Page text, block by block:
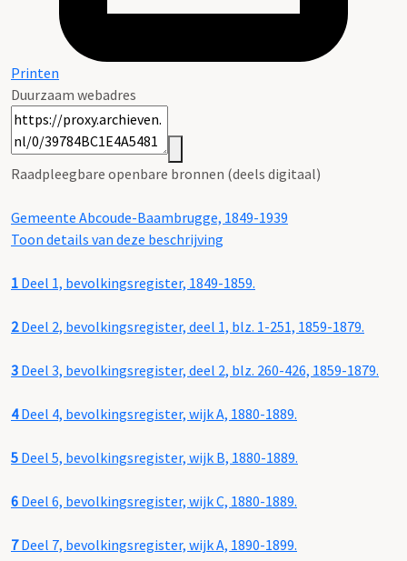
Printen
Duurzaam webadres
Raadpleegbare openbare bronnen (deels digitaal)
Gemeente Abcoude-Baambrugge, 1849-1939
Toon details van deze beschrijving
1 Deel 1, bevolkingsregister, 1849-1859.
2Deel 2, bevolkingsregister, deel 1, blz. 1-251, 1859-1879.
3 Deel 3, bevolkingsregister, deel 2, blz. 260-426, 1859-1879.
4Deel 4, bevolkingsregister, wijk A, 1880-1889.
5 Deel 5, bevolkingsregister, wijk B, 1880-1889.
6 Deel 6, bevolkingsregister, wijk C, 1880-1889.
7Deel 7, bevolkingsregister, wijk A, 1890-1899.